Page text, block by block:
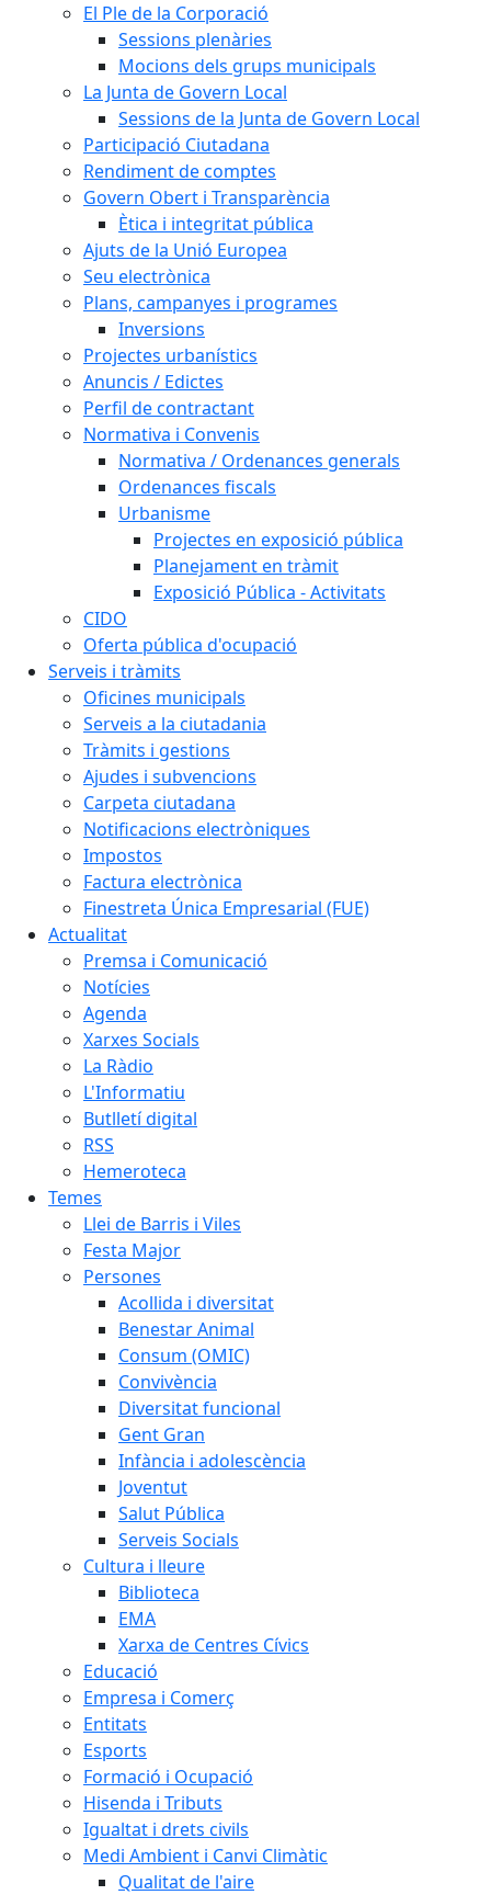
El Ple de la Corporació
Sessions plenàries
Mocions dels grups municipals
La Junta de Govern Local
Sessions de la Junta de Govern Local
Participació Ciutadana
Rendiment de comptes
Govern Obert i Transparència
Ètica i integritat pública
Ajuts de la Unió Europea
Seu electrònica
Plans, campanyes i programes
Inversions
Projectes urbanístics
Anuncis / Edictes
Perfil de contractant
Normativa i Convenis
Normativa / Ordenances generals
Ordenances fiscals
Urbanisme
Projectes en exposició pública
Planejament en tràmit
Exposició Pública - Activitats
CIDO
Oferta pública d'ocupació
Serveis i tràmits
Oficines municipals
Serveis a la ciutadania
Tràmits i gestions
Ajudes i subvencions
Carpeta ciutadana
Notificacions electròniques
Impostos
Factura electrònica
Finestreta Única Empresarial (FUE)
Actualitat
Premsa i Comunicació
Notícies
Agenda
Xarxes Socials
La Ràdio
L'Informatiu
Butlletí digital
RSS
Hemeroteca
Temes
Llei de Barris i Viles
Festa Major
Persones
Acollida i diversitat
Benestar Animal
Consum (OMIC)
Convivència
Diversitat funcional
Gent Gran
Infància i adolescència
Joventut
Salut Pública
Serveis Socials
Cultura i lleure
Biblioteca
EMA
Xarxa de Centres Cívics
Educació
Empresa i Comerç
Entitats
Esports
Formació i Ocupació
Hisenda i Tributs
Igualtat i drets civils
Medi Ambient i Canvi Climàtic
Qualitat de l'aire